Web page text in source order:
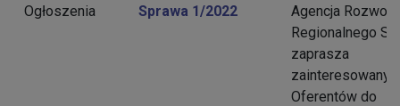
Ogłoszenia Sprawa 1/2022
Agencja Rozwoju
Regionalnego
zaprasza
Oferentów do